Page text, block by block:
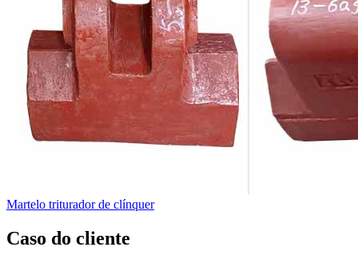
Martelo triturador de clínquer
Caso do cliente